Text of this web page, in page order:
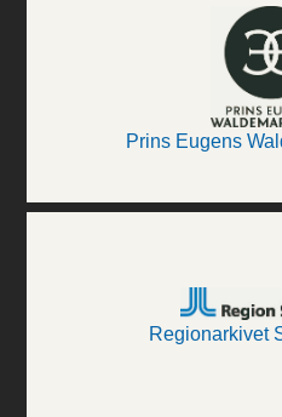
Prins Eugens
Regionarkivet